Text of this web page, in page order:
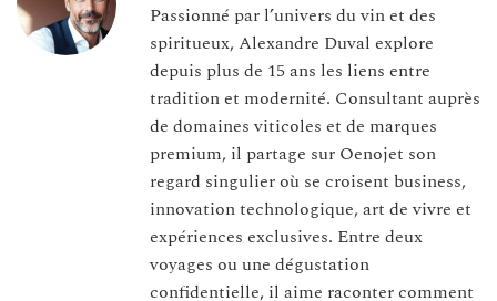
Passionné par l’univers du vin et des
spiritueux, Alexandre Duval explore
depuis plus de 15 ans les liens entre
tradition et modernité. Consultant auprès
de domaines viticoles et de marques
premium, il partage sur Oenojet son
regard singulier où se croisent business,
innovation technologique, art de vivre et
expériences exclusives. Entre deux
voyages ou une dégustation
confidentielle, il aime raconter comment